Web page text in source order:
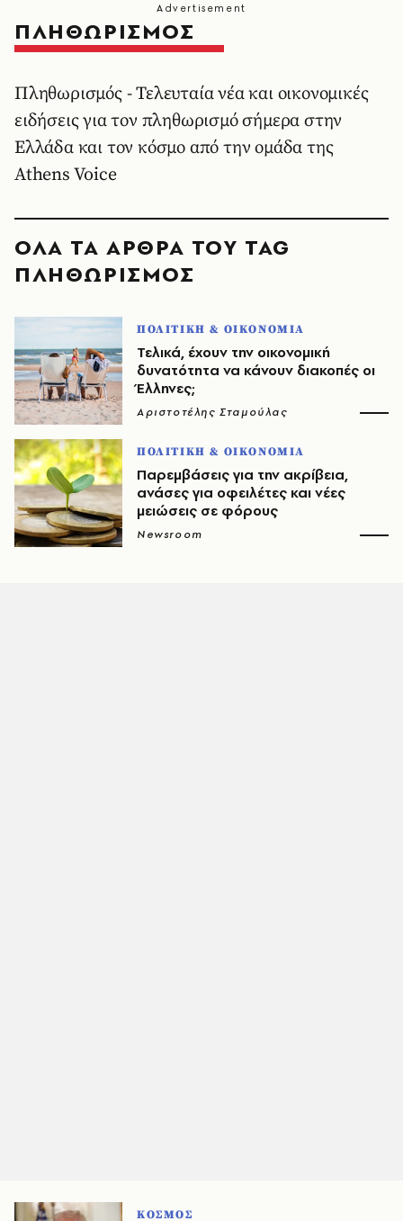
ΠΛΗΘΩΡΙΣΜΟΣ
Πληθωρισμός - Τελευταία νέα και οικονομικές
ειδήσεις για τον πληθωρισμό σήμερα στην
Ελλάδα και τον κόσμο από την ομάδα της
Athens Voice
ΟΛΑ ΤΑ ΑΡΘΡΑ ΤΟΥ TAG
ΠΛΗΘΩΡΙΣΜΟΣ
ΠΟΛΙΤΙΚΗ & ΟΙΚΟΝΟΜΙΑ
Τελικά, έχουν την οικονομική
δυνατότητα να κάνουν διακοπές οι
Έλληνες;
Αριστοτέλης Σταμούλας
ΠΟΛΙΤΙΚΗ & ΟΙΚΟΝΟΜΙΑ
Παρεμβάσεις για την ακρίβεια,
ανάσες για οφειλέτες και νέες
μειώσεις σε φόρους
Newsroom
ΚΟΣΜΟΣ